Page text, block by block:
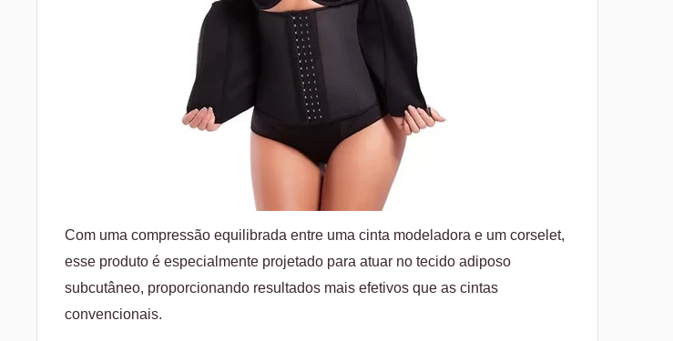
Com uma compressão equilibrada entre uma cinta modeladora e um corselet,
esse produto é especialmente projetado para atuar no tecido adiposo
subcutâneo, proporcionando resultados mais efetivos que as cintas
convencionais.